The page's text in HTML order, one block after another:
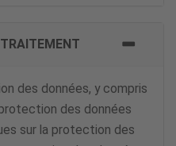
des données, y compris
des données
sur la protection des